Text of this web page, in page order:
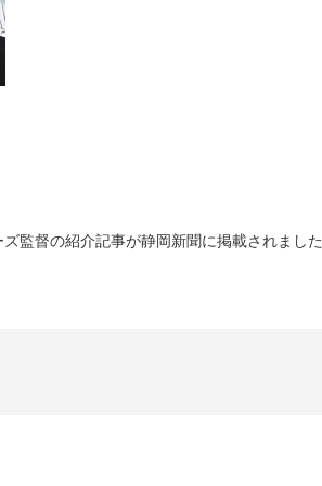
監督の紹介記事が静岡新聞に掲載されました